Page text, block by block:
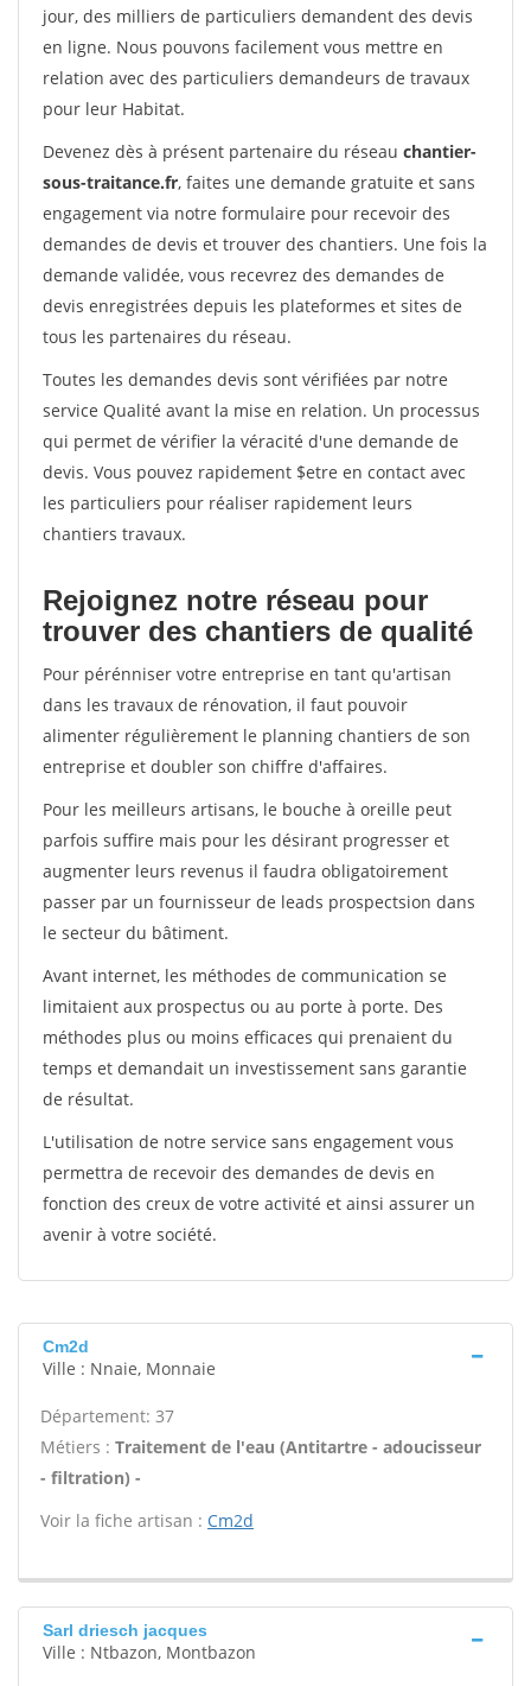
jour, des milliers de particuliers demandent des devis
en ligne. Nous pouvons facilement vous mettre en
relation avec des particuliers demandeurs de travaux
pour leur Habitat.
Devenez dès à présent partenaire du réseau chantier-
sous-traitance.fr, faites une demande gratuite et sans
engagement via notre formulaire pour recevoir des
demandes de devis et trouver des chantiers. Une fois la
demande validée, vous recevrez des demandes de
devis enregistrées depuis les plateformes et sites de
tous les partenaires du réseau.
Toutes les demandes devis sont vérifiées par notre
service Qualité avant la mise en relation. Un processus
qui permet de vérifier la véracité d'une demande de
devis. Vous pouvez rapidement $etre en contact avec
les particuliers pour réaliser rapidement leurs
chantiers travaux.
Rejoignez notre réseau pour
trouver des chantiers de qualité
Pour pérénniser votre entreprise en tant qu'artisan
dans les travaux de rénovation, il faut pouvoir
alimenter régulièrement le planning chantiers de son
entreprise et doubler son chiffre d'affaires.
Pour les meilleurs artisans, le bouche à oreille peut
parfois suffire mais pour les désirant progresser et
augmenter leurs revenus il faudra obligatoirement
passer par un fournisseur de leads prospectsion dans
le secteur du bâtiment.
Avant internet, les méthodes de communication se
limitaient aux prospectus ou au porte à porte. Des
méthodes plus ou moins efficaces qui prenaient du
temps et demandait un investissement sans garantie
de résultat.
L'utilisation de notre service sans engagement vous
permettra de recevoir des demandes de devis en
fonction des creux de votre activité et ainsi assurer un
avenir à votre société.
Cm2d
Ville : Nnaie, Monnaie
Département: 37
Métiers : Traitement de l'eau (Antitartre - adoucisseur
- filtration) -
Voir la fiche artisan : Cm2d
Sarl driesch jacques
Ville : Ntbazon, Montbazon